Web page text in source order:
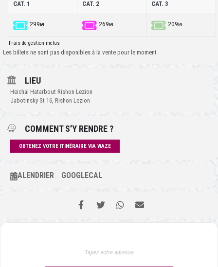
CAT. 1 CAT. 2 CAT. 3
299₪ 269₪ 209₪
Frais de gestion inclus
Les billets ne sont pas disponibles à la vente pour le moment
LIEU
Heichal Hatarbout Rishon Lezion
Jabotinsky St 16, Rishon Lezion
COMMENT S'Y RENDRE ?
OBTENEZ VOTRE ITINÉRAIRE VIA WAZE
CALENDRIER GOOGLECAL